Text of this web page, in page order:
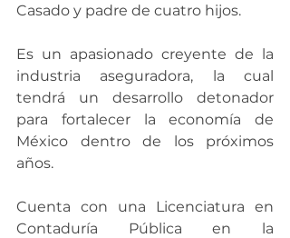
Casado y padre de cuatro hijos.
Es un apasionado creyente de la
industria aseguradora, la cual
tendrá un desarrollo detonador
para fortalecer la economía de
México dentro de los próximos
años.
Cuenta con una Licenciatura en
Contaduría Pública en la